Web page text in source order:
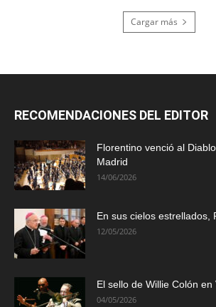
Cargar más
RECOMENDACIONES DEL EDITOR
Florentino venció al
Madrid
14/06/2026
En sus cielos estrellados,
12/05/2026
El sello de Willie Colón en
04/05/2026